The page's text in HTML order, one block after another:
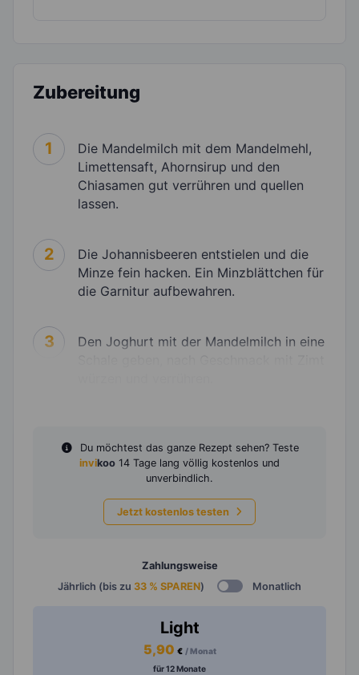
Zubereitung
1
Die Mandelmilch mit dem Mandelmehl,
Limettensaft, Ahornsirup und den
Chiasamen gut verrühren und quellen
lassen.
2
Die Johannisbeeren entstielen und die
Minze fein hacken. Ein Minzblättchen für
die Garnitur aufbewahren.
3
Den Joghurt mit der Mandelmilch in eine
Du möchtest das ganze Rezept sehen? Teste
invikoo 14 Tage lang völlig kostenlos und
unverbindlich.
Jetzt kostenlos testen
Zahlungsweise
Jährlich (bis zu 33 % SPAREN) Monatlich
Light
5,90 € / Monat
für 12 Monate